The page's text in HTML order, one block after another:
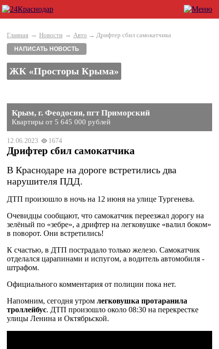
Главная → Новости → Авто → Дрифтер сбил самокатчика
НАПИСАТЬ НОВОСТЬ
ЖК «Просторы Крыма»
Крым, г. Феодосия, пгт Приморский
Квартиры от 5 645 000 рублей
12.06.2023 1674
Дрифтер сбил самокатчика
В Краснодаре на дороге встретились два
нарушителя ПДД.
ДТП произошло в ночь на 12 июня на улице Тургенева.
Очевидцы сообщают, что самокатчик переезжал дорогу на
зелёный по «зебре», а дрифтер на легковушке «валил боком»
в поворот. Они встретились!
К счастью, в ДТП пострадало только железо. Самокатчик
отделался царапинами и испугом, а водитель автомобиля -
штрафом.
Официального комментария от полиции пока нет.
Напомним, сегодня утром легковушка протаранила
троллейбус. ДТП произошло около 08:30 на перекрестке
улицы Ленина и Октябрьской.